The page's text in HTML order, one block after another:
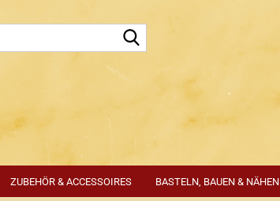
ZUBEHÖR & ACCESSOIRES BASTELN, BAUEN & NÄHEN